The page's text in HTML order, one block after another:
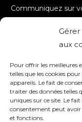
aux
Pour offrir les meilleures
telles que les cookies
appareils. Le fait de
traiter des données
uniques sur ce site. Le
consentement peut
et fonctions.
Communiquez sur
Contact
Mentions Légales /
Politique de cookies
Politique de